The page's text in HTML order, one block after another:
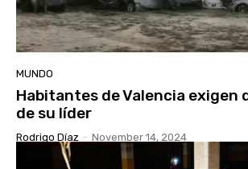
MUNDO
Habitantes de Valencia exigen
de su líder
Rodrigo Díaz - November 14, 2024